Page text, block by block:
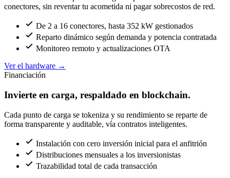
conectores, sin reventar tu acometida ni pagar sobrecostos de red.
De 2 a 16 conectores, hasta 352 kW gestionados
Reparto dinámico según demanda y potencia contratada
Monitoreo remoto y actualizaciones OTA
Ver el hardware →
Financiación
Invierte en carga, respaldado en blockchain.
Cada punto de carga se tokeniza y su rendimiento se reparte de
forma transparente y auditable, vía contratos inteligentes.
Instalación con cero inversión inicial para el anfitrión
Distribuciones mensuales a los inversionistas
Trazabilidad total de cada transacción